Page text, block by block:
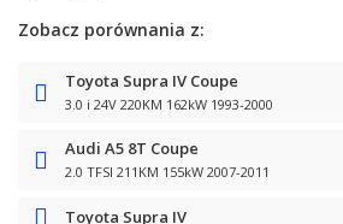
Zobacz porównania z:
Toyota Supra IV Coupe
3.0 i 24V 220KM 162kW 1993-2000
Audi A5 8T Coupe
2.0 TFSI 211KM 155kW 2007-2011
Toyota Supra IV